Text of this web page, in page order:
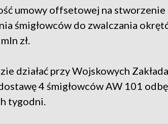
umowy offsetowej na
śmigłowców do zwalczania
zł.
działać przy Wojskowych
4 śmigłowców AW 101
tygodni.